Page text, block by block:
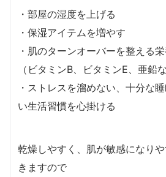
・部屋の湿度を上げる
・保湿アイテムを増やす
・肌のターンオーバーを整える
（ビタミンB、ビタミンE、亜鉛な
・ストレスを溜めない、十分な
い生活習慣を心掛ける
乾燥しやすく、肌が敏感になり
きますので